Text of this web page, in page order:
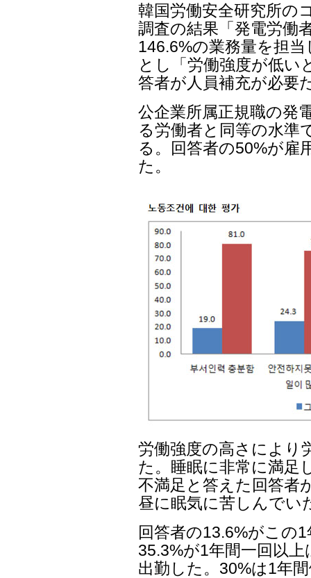
韓国労働安全研究所の
調査の結果「発電労働
146.6%の業務量を担
とし「労働強度が低い
答者が人員補充が必要
公企業所属正規職の発
る労働者と同等の水準
る。回答者の50%が雇
た。
労働強度の高さにより
た。睡眠に非常に満足
不満足と答えた回答者
昼に眠気に苦しんでい
回答者の13.6%がこの
35.3%が1年間一回以
出勤した。30%は1年